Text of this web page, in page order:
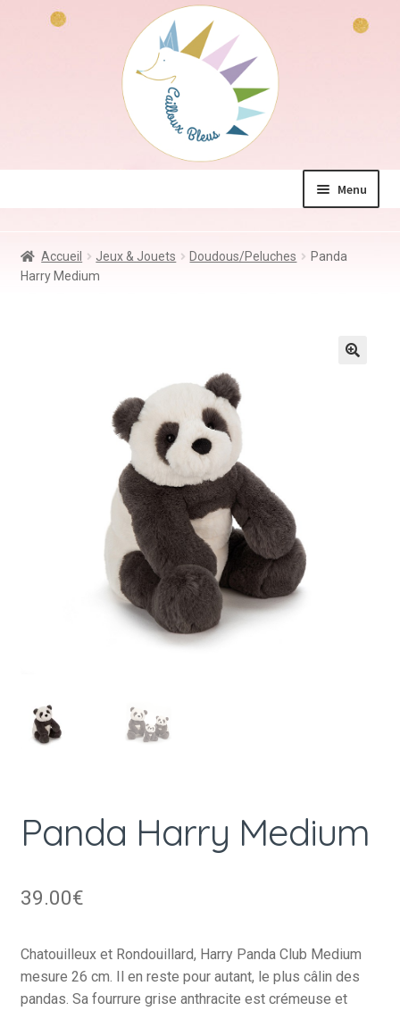
Menu
Jeux & Jouets
Accueil Jeux & Jouets Doudous/Peluches
Panda
Harry Medium
Panda Harry Medium
39.00€
Chatouilleux et Rondouillard, Harry Panda Club Medium
mesure 26 cm. Il en reste pour autant, le plus câlin des
pandas. Sa fourrure grise anthracite est crémeuse et